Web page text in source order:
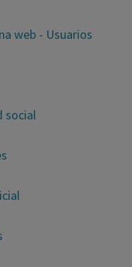
web - Usuarios
social